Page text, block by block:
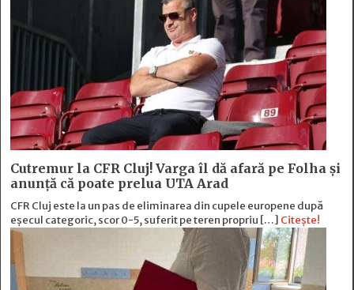
Cutremur la CFR Cluj! Varga îl dă afară pe Folha și
anunță că poate prelua UTA Arad
CFR Cluj este la un pas de eliminarea din cupele europene după
eșecul categoric, scor 0-5, suferit pe teren propriu […] Citește!